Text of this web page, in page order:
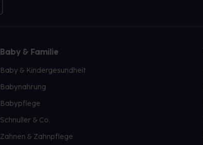
Baby & Familie
Baby & Kindergesundheit
Babynahrung
Babypflege
Schnuller & Co.
Zahnen & Zahnpflege